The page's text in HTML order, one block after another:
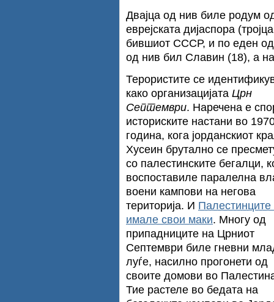
Двајца од нив биле родум
еврејската дијаспора
бившиот СССР, и по еден
од нив бил Славин (18), а
Терористите се
како организацијата Црн
Септември. Наречена е
историските настани во
година, кога јорданскиот
Хусеин брутално се
со палестинските бегалци,
воспоставиле паралелна
воени кампови на негова
територија. И Палестинците
имале свои маки. Многу од
припадниците на Црниот
Септември биле гневни
луѓе, насилно прогонети од
своите домови во
Тие растеле во бедата на